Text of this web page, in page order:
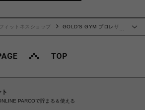
フィットネスショップ
GOLD'S GYM プロレザー
PARCOで貯まる＆使える